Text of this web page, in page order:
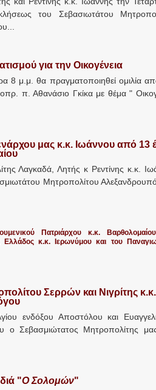
του Σεβασιωτάτου
για την Οικογένεια
8 μ.μ. θα πραγματοποιηθεί ομιλία
π. Αθανάσιο Γκίκα με θέμα "
μας κ.κ. Ιωάννου από 13
Λαγκαδά, Λητής κ Ρεντίνης κ.κ.
Μητροπολίτου
Πατριάρχου κ.κ.
κ.κ. Ιερωνύμου και του
Σερρών και Νιγρίτης κ.κ.
ενδόξου Αποστόλου και
Σεβασμιώτατος Μητροπολίτης
"Ο Σολομών"